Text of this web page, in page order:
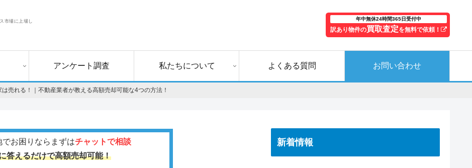
市場に上場し
年中無休24時間365日受付中
訳あり物件の買取査定を無料で依頼！
アンケート調査 私たちについて よくある質問 お問い合わせ
は売れる！｜不動産業者が教える高額売却可能な4つの方法！
お困りならまずはチャットで相談
答えるだけで高額売却可能！
新着情報